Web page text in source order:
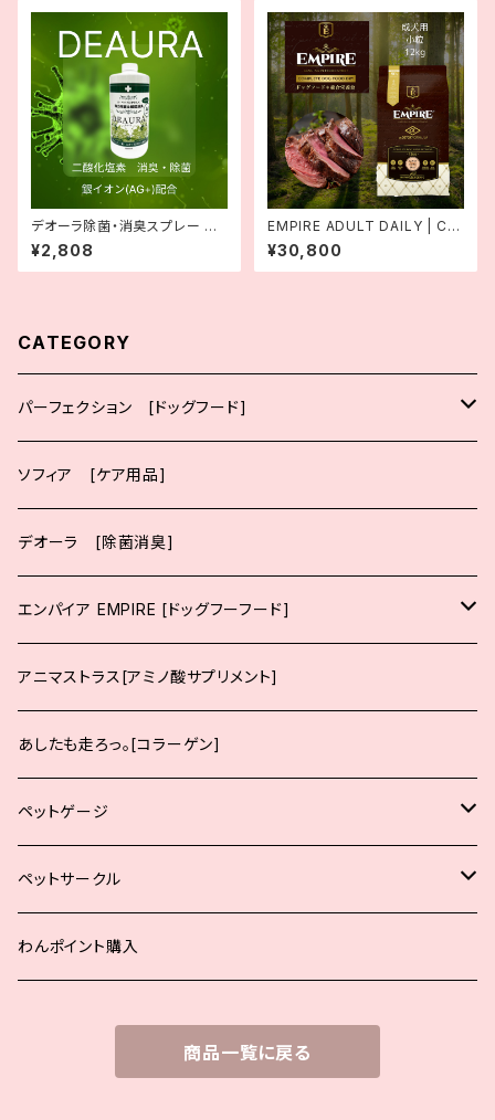
デオーラ除菌・消臭スプレー 銀
イオン 銀イオン (Ag+) 詰め替
え 1000ml
¥2,808
EMPIRE ADULT DAILY | Co
mplete Dog Dry Food | EM
PIRE DOGDRY アダルトデイリ
ー 小粒 12kg |エンパイア
¥30,800
CATEGORY
パーフェクション [ドッグフード]
大粒
ポーク
チキン
小粒
ポーク
チキン
ソフィア [ケア用品]
デオーラ [除菌消臭]
エンパイア EMPIRE [ドッグフーフード]
生後12ヶ月までの子犬向け
生後12ヶ月までの中大型犬の子犬向け
生後12ヶ月からの成犬向け
生後12ヶ月からの中大型犬の成犬向け
シニア犬、肥満犬、去勢避妊後
アニマストラス[アミノ酸サプリメント]
あしたも走ろっ。[コラーゲン]
ペットゲージ
小型犬用
中型犬用
オプションパーツ
ペットサークル
小型犬用
わんポイント購入
商品一覧に戻る